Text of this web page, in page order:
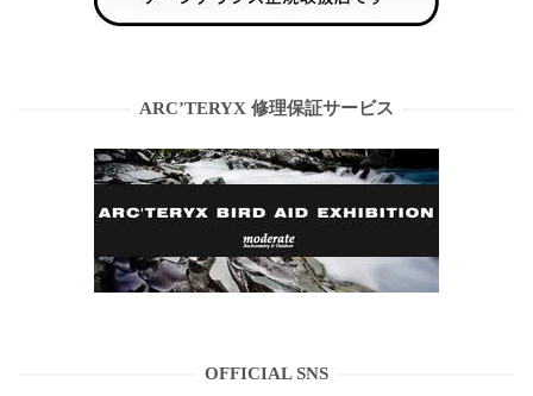
ARC’TERYX 修理保証サービス
OFFICIAL SNS